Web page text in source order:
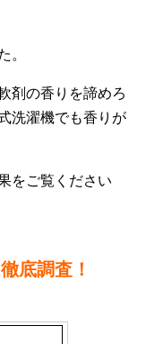
。
剤の香りを諦めろ
洗濯機でも香りが
をご覧ください
底調査！